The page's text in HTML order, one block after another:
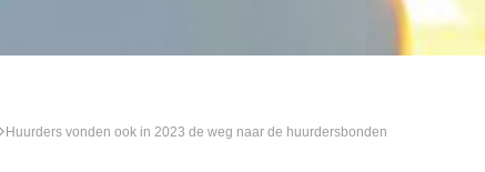
Huurders vonden ook in 2023 de weg naar de huurdersbonden